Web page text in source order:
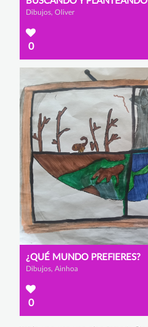
Dibujos, Oliver
0
¿QUÉ MUNDO PREFIERES?
Dibujos, Ainhoa
0